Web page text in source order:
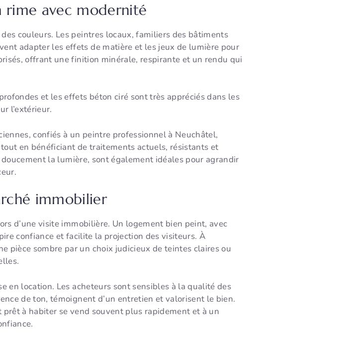
rime avec modernité
couleurs. Les peintres locaux, familiers des bâtiments
adapter les effets de matière et les jeux de lumière pour
offrant une finition minérale, respirante et un rendu qui
et les effets béton ciré sont très appréciés dans les
l’extérieur.
confiés à un peintre professionnel à Neuchâtel,
en bénéficiant de traitements actuels, résistants et
la lumière, sont également idéales pour agrandir
immobilier
d’une visite immobilière. Un logement bien peint, avec
confiance et facilite la projection des visiteurs. À
pièce sombre par un choix judicieux de teintes claires ou
en location. Les acheteurs sont sensibles à la qualité des
de ton, témoignent d’un entretien et valorisent le bien.
à habiter se vend souvent plus rapidement et à un